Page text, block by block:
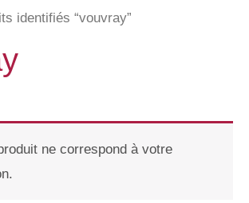
identifiés “vouvray”
ne correspond à votre